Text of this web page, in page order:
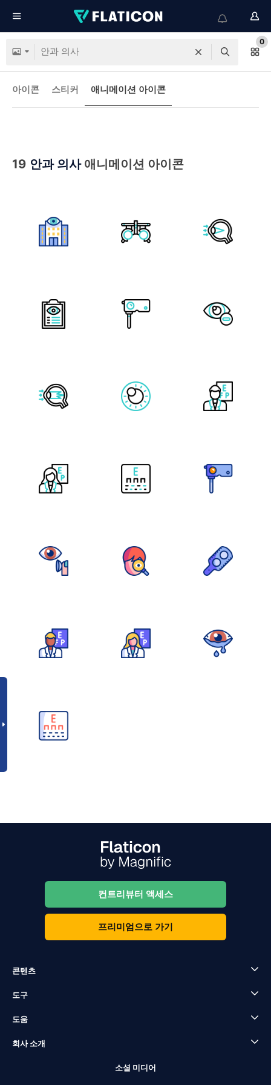
0
아이콘 스티커 애니메이션 아이콘
19 안과 의사애니메이션 아이콘
컨트리뷰터 액세스
프리미엄으로 가기
콘텐츠
도구
도움
회사 소개
소셜 미디어